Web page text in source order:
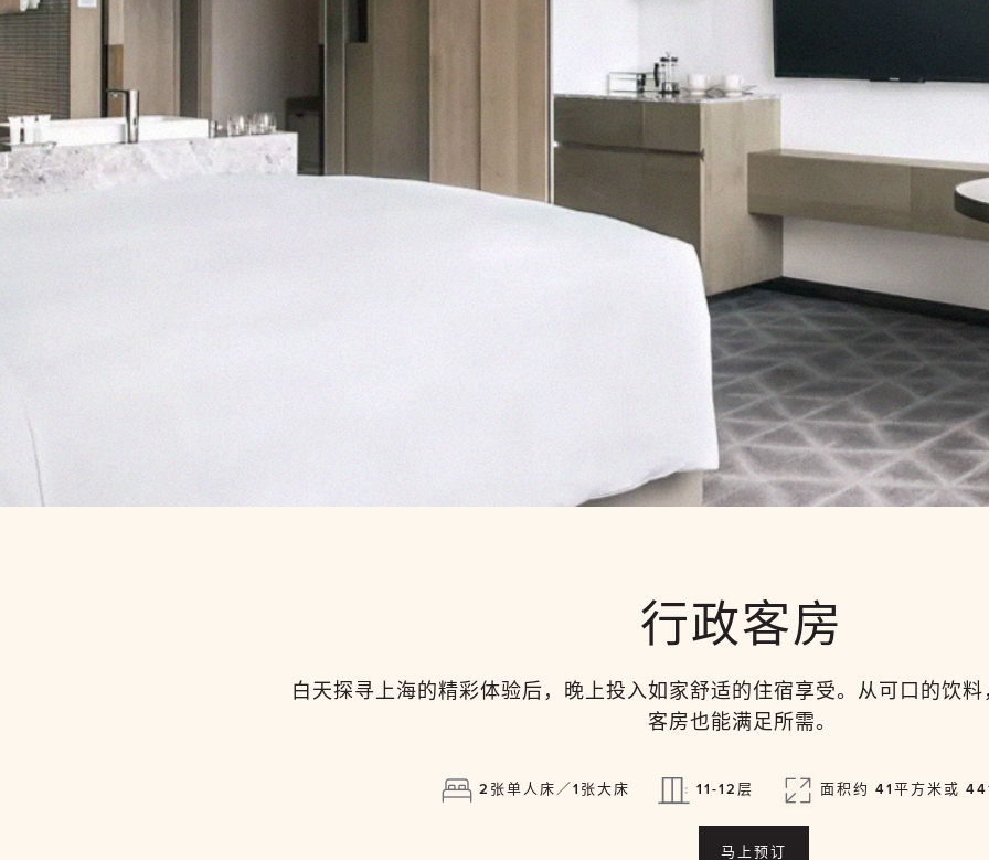
行政客房
白天探寻上海的精彩体验后，晚上投入如家舒适的住宿享受。从可口的饮
客房也能满足所需。
2张单人床／1张大床 11-12层 面积约 41平方米或
马上预订